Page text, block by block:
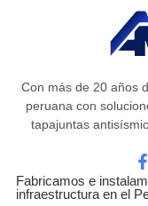
Con más de 20 años
peruana con
tapajuntas
Fabricamos e
infraestructura en el